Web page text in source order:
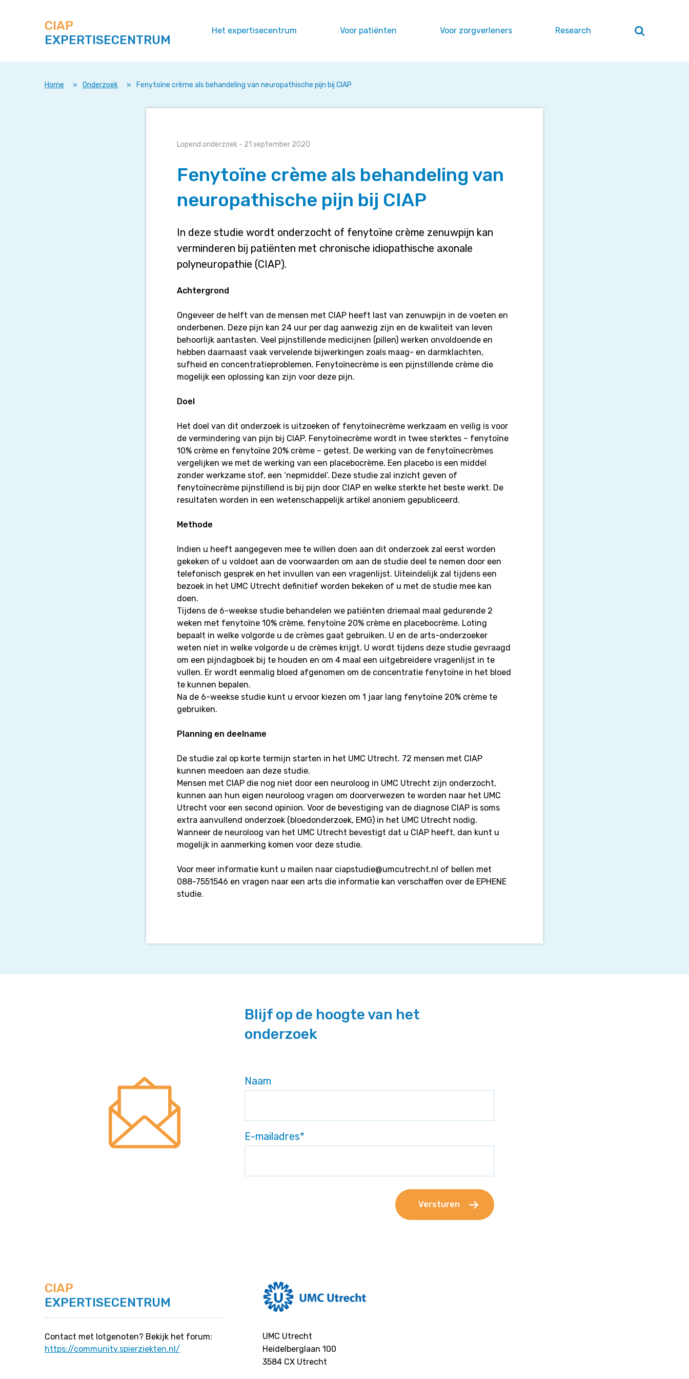
naar
content
deze
site
CIAP
EXPERTISECENTRUM
Het expertisecentrum Voor patiënten Voor zorgverleners Research Zoeken
sluiten
Home » Onderzoek » Fenytoïne crème als behandeling van neuropathische pijn bij CIAP
Fenytoïne
als
behandeling
neuropathische
bij
Lopend onderzoek - 21 september 2020
Fenytoïne crème als behandeling van
neuropathische pijn bij CIAP
In deze studie wordt onderzocht of fenytoïne crème zenuwpijn kan
verminderen bij patiënten met chronische idiopathische axonale
polyneuropathie (CIAP).
Achtergrond
Ongeveer de helft van de mensen met CIAP heeft last van zenuwpijn in de voeten en
onderbenen. Deze pijn kan 24 uur per dag aanwezig zijn en de kwaliteit van leven
behoorlijk aantasten. Veel pijnstillende medicijnen (pillen) werken onvoldoende en
hebben daarnaast vaak vervelende bijwerkingen zoals maag- en darmklachten,
sufheid en concentratieproblemen. Fenytoïnecrème is een pijnstillende crème die
mogelijk een oplossing kan zijn voor deze pijn.
Doel
Het doel van dit onderzoek is uitzoeken of fenytoïnecrème werkzaam en veilig is voor
de vermindering van pijn bij CIAP. Fenytoïnecrème wordt in twee sterktes – fenytoïne
10% crème en fenytoïne 20% crème – getest. De werking van de fenytoïnecrèmes
vergelijken we met de werking van een placebocrème. Een placebo is een middel
zonder werkzame stof, een ‘nepmiddel’. Deze studie zal inzicht geven of
fenytoïnecrème pijnstillend is bij pijn door CIAP en welke sterkte het beste werkt. De
resultaten worden in een wetenschappelijk artikel anoniem gepubliceerd.
Methode
Indien u heeft aangegeven mee te willen doen aan dit onderzoek zal eerst worden
gekeken of u voldoet aan de voorwaarden om aan de studie deel te nemen door een
telefonisch gesprek en het invullen van een vragenlijst. Uiteindelijk zal tijdens een
bezoek in het UMC Utrecht definitief worden bekeken of u met de studie mee kan
doen.
Tijdens de 6-weekse studie behandelen we patiënten driemaal maal gedurende 2
weken met fenytoïne 10% crème, fenytoïne 20% crème en placebocrème. Loting
bepaalt in welke volgorde u de crèmes gaat gebruiken. U en de arts-onderzoeker
weten niet in welke volgorde u de crèmes krijgt. U wordt tijdens deze studie gevraagd
om een pijndagboek bij te houden en om 4 maal een uitgebreidere vragenlijst in te
vullen. Er wordt eenmalig bloed afgenomen om de concentratie fenytoïne in het bloed
te kunnen bepalen.
Na de 6-weekse studie kunt u ervoor kiezen om 1 jaar lang fenytoïne 20% crème te
gebruiken.
Planning en deelname
De studie zal op korte termijn starten in het UMC Utrecht. 72 mensen met CIAP
kunnen meedoen aan deze studie.
Mensen met CIAP die nog niet door een neuroloog in UMC Utrecht zijn onderzocht,
kunnen aan hun eigen neuroloog vragen om doorverwezen te worden naar het UMC
Utrecht voor een second opinion. Voor de bevestiging van de diagnose CIAP is soms
extra aanvullend onderzoek (bloedonderzoek, EMG) in het UMC Utrecht nodig.
Wanneer de neuroloog van het UMC Utrecht bevestigt dat u CIAP heeft, dan kunt u
mogelijk in aanmerking komen voor deze studie.
Voor meer informatie kunt u mailen naar ciapstudie@umcutrecht.nl of bellen met
088-7551546 en vragen naar een arts die informatie kan verschaffen over de EPHENE
studie.
Blijf op de hoogte van het
onderzoek
Naam
E-mailadres*
CIAP
EXPERTISECENTRUM
Contact met lotgenoten? Bekijk het forum:
https://community.spierziekten.nl/
UMC Utrecht
Heidelberglaan 100
3584 CX Utrecht